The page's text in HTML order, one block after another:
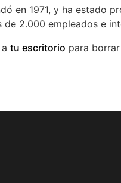
en 1971, y ha estado
de 2.000 empleados e
tu escritorio para